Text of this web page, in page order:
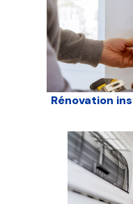
Rénovation